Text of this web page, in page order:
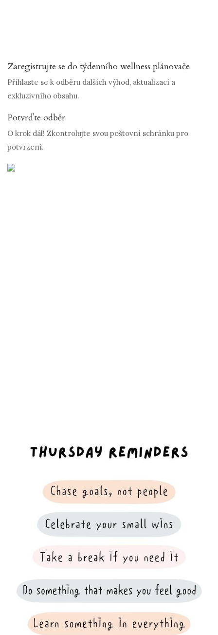
Zaregistrujte se do týdenního wellness plánovače
Přihlaste se k odběru dalších výhod, aktualizací a
exkluzivního obsahu.
Potvrďte odběr
O krok dál! Zkontrolujte svou poštovní schránku pro
potvrzení.